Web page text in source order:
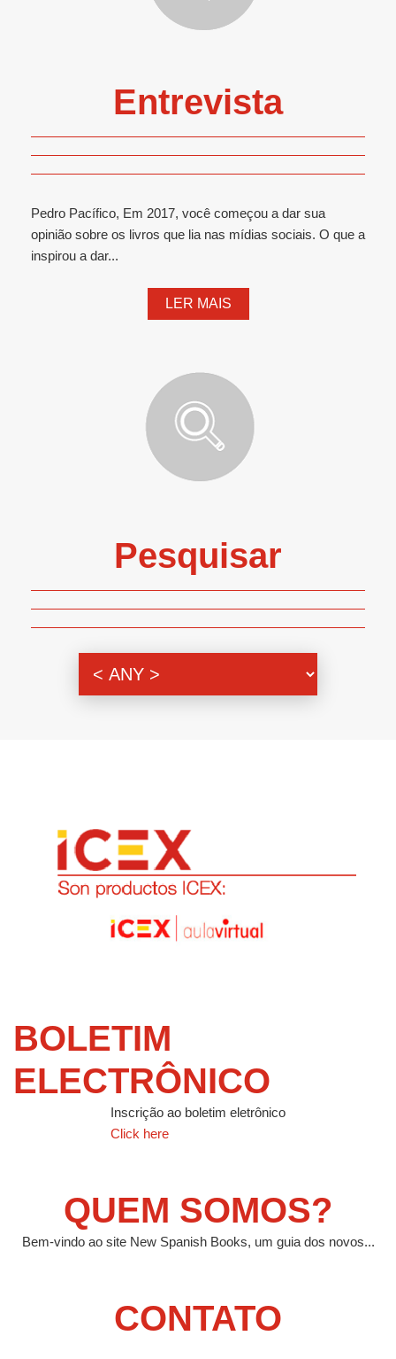
Entrevista
Pedro Pacífico, Em 2017, você começou a dar sua
opinião sobre os livros que lia nas mídias sociais. O que a
inspirou a dar...
LER MAIS
Pesquisar
BOLETIM
ELECTRÔNICO
Inscrição ao boletim eletrônico
Click here
QUEM SOMOS?
Bem-vindo ao site New Spanish Books, um guia dos novos...
CONTATO